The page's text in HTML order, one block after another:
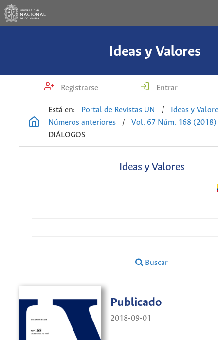
Ideas y Valores
Registrarse Entrar
Está en: Portal de Revistas UN /
Ideas y
Números anteriores
/
Vol. 67 Núm. 168 (2018)
DIÁLOGOS
Ideas y Valores
Buscar
Publicado
2018-09-01